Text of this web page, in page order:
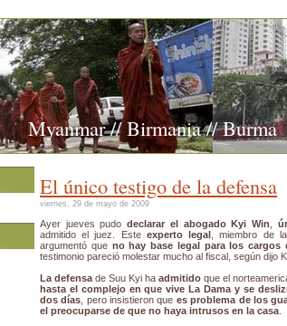
Myanmar // Birmania // Burma
El único testigo de la defensa
viernes, 29 de mayo de 2009
Ayer jueves pudodeclarar el abogado Kyi Win
admitido el juez. Este experto legal , miembro de la
argumentó que no hay base legal para los
testimonio pareció molestar mucho al fiscal, según dijo
La defensa de Suu Kyi ha admitido que el
hasta el complejo en que vive La Dama y se
dos días , pero insistieron que es problema de los
el preocuparse de que no haya intrusos en la casa